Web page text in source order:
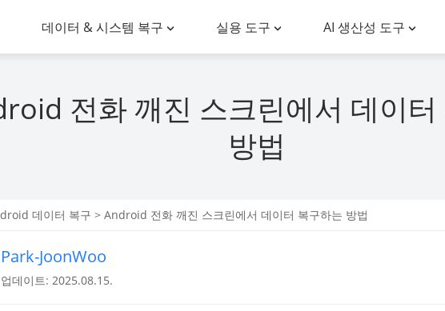
데이터 & 시스템 복구 실용 도구 AI 생산성 도구
전화 깨진 스크린에서 데이터
방법
데이터 복구 > Android 전화 깨진 스크린에서 데이터 복구하는 방법
Park-JoonWoo
업데이트: 2025.08.15.